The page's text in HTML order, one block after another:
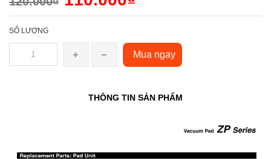
SỐ LƯỢNG
Mua ngay
THÔNG TIN SẢN PHẨM